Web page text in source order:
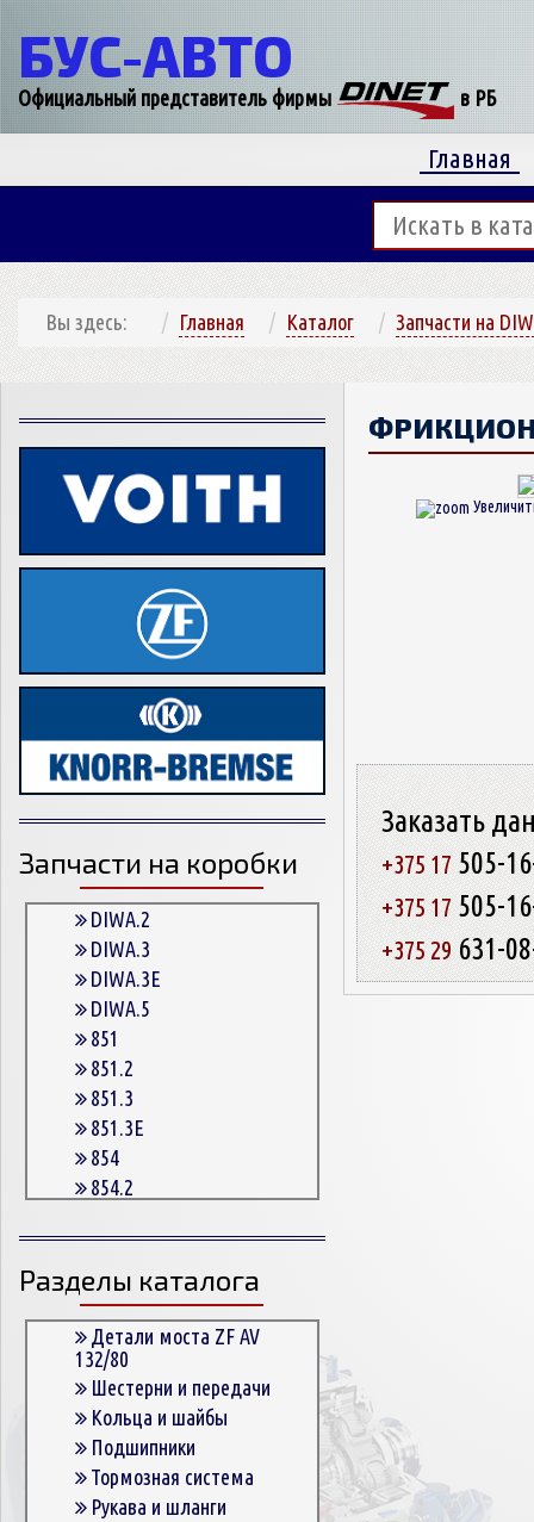
БУС-АВТО
Официальный представитель фирмы в РБ
Главная
Вы здесь: Главная Каталог Запчасти на
Запчасти на коробки
DIWA.2
DIWA.3
DIWA.3E
DIWA.5
851
851.2
851.3
851.3E
854
854.2
854.3
854.3E
854.5
863
863.3
863.3E
864.5
Разделы каталога
Детали моста ZF AV
132/80
Шестерни и передачи
Кольца и шайбы
Подшипники
Тормозная система
Рукава и шланги
Заказать
+375 17 505-
+375 17 505-
+375 29 631-